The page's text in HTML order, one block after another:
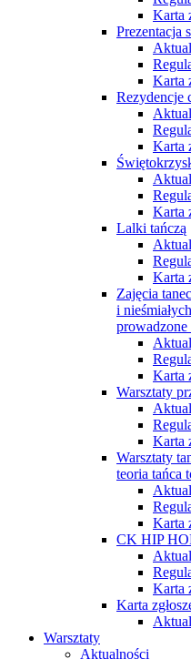
Karta
Prezentacja
Karta
Rezydencje
Karta
Karta
Lalki tańczą
Karta
Zajęcia
i nieśmiałych
Karta
Warsztaty
Karta
Warsztaty
teoria tańca
Karta
CK HIP
Karta
Karta
Warsztaty
Aktualności